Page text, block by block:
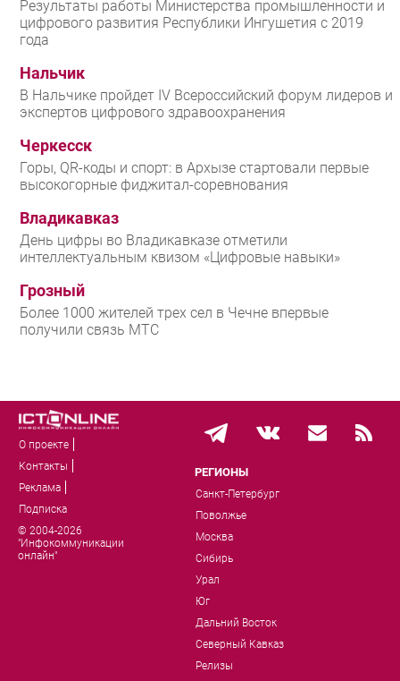
Результаты работы Министерства промышленности и
цифрового развития Республики Ингушетия с 2019
года
Нальчик
В Нальчике пройдет IV Всероссийский форум лидеров и
экспертов цифрового здравоохранения
Черкесск
Горы, QR-коды и спорт: в Архызе стартовали первые
высокогорные фиджитал-соревнования
Владикавказ
День цифры во Владикавказе отметили
интеллектуальным квизом «Цифровые навыки»
Грозный
Более 1000 жителей трех сел в Чечне впервые
получили связь МТС
О проекте
Контакты
Реклама
Подписка
© 2004-2026
"Инфокоммуникации
онлайн"
РЕГИОНЫ
Санкт-Петербург
Поволжье
Москва
Сибирь
Урал
Юг
Дальний Восток
Северный Кавказ
Релизы